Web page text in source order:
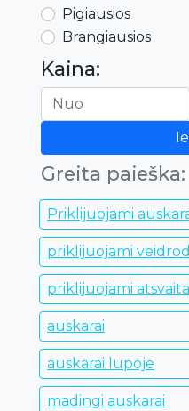
Pigiausios
Brangiausios
Kaina:
Greita paieška:
Priklijuojami
priklijuojami
priklijuojami
auskarai
auskarai lupoje
madingi auskarai